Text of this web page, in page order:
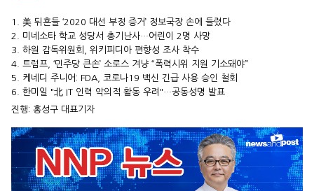
1. 美 뒤흔들 ‘2020 대선 부정 증거’ 정보국장 손에 들렸다
2. 미네소타 학교 성당서 총기난사…어린이 2명 사망
3. 하원 감독위원회, 위키피디아 편향성 조사 착수
4. 트럼프, ‘민주당 큰손’ 소로스 겨냥 “폭력시위 지원 기소돼야”
5. 케네디 주니어: FDA, 코로나19 백신 긴급 사용 승인 철회
6. 한미일 "北 IT 인력 악의적 활동 우려"…공동성명 발표
진행: 홍성구 대표기자